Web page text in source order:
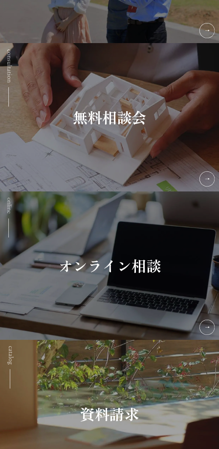
無料相談会
オンライン相談
資料請求